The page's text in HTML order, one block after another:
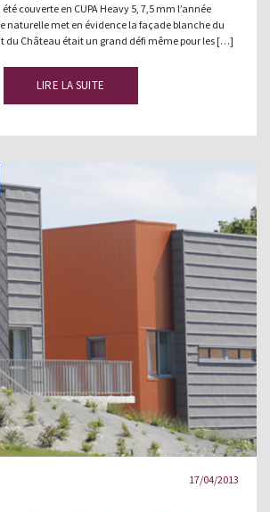
couverte en CUPA Heavy 5, 7,5 mm l’année
naturelle met en évidence la façade blanche du
du Château était un grand défi même pour les […]
LIRE LA SUITE
17/04/2013